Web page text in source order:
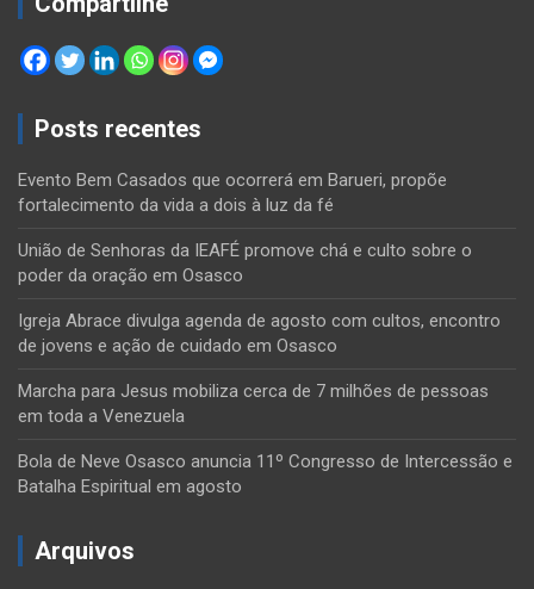
Posts recentes
Evento Bem Casados que ocorrerá em Barueri, propõe
fortalecimento da vida a dois à luz da fé
União de Senhoras da IEAFÉ promove chá e culto sobre o
poder da oração em Osasco
Igreja Abrace divulga agenda de agosto com cultos, encontro
de jovens e ação de cuidado em Osasco
Marcha para Jesus mobiliza cerca de 7 milhões de pessoas
em toda a Venezuela
Bola de Neve Osasco anuncia 11º Congresso de Intercessão e
Batalha Espiritual em agosto
Arquivos